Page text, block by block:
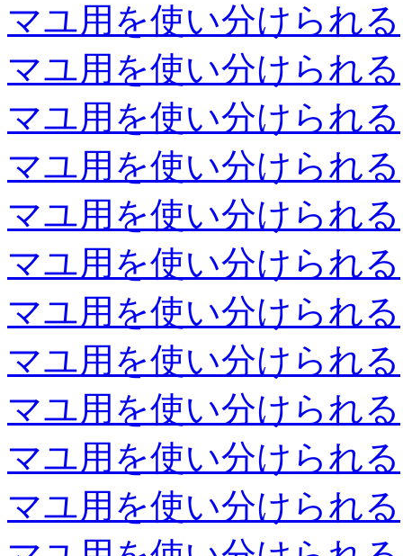
マユ用を使い分けられる
マユ用を使い分けられる
マユ用を使い分けられる
マユ用を使い分けられる
マユ用を使い分けられる
マユ用を使い分けられる
マユ用を使い分けられる
マユ用を使い分けられる
マユ用を使い分けられる
マユ用を使い分けられる
マユ用を使い分けられる